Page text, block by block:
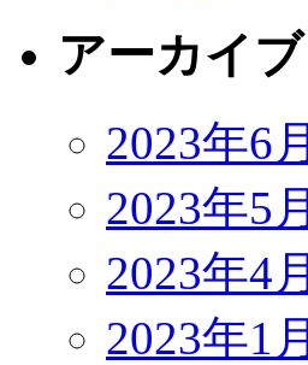
アーカイブ
2023年6月
2023年5月
2023年4月
2023年1月